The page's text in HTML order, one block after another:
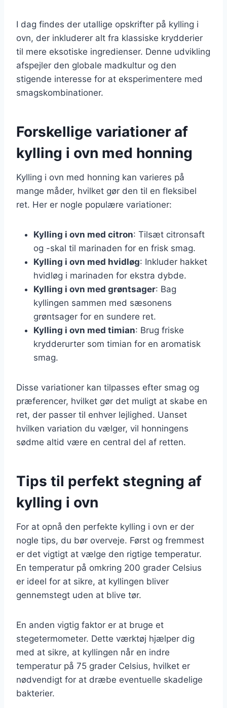
I dag findes der utallige opskrifter på kylling i
ovn, der inkluderer alt fra klassiske krydderier
til mere eksotiske ingredienser. Denne udvikling
afspejler den globale madkultur og den
stigende interesse for at eksperimentere med
smagskombinationer.
Forskellige variationer af
kylling i ovn med honning
Kylling i ovn med honning kan varieres på
mange måder, hvilket gør den til en fleksibel
ret. Her er nogle populære variationer:
Kylling i ovn med citron: Tilsæt citronsaft
og -skal til marinaden for en frisk smag.
Kylling i ovn med hvidløg: Inkluder hakket
hvidløg i marinaden for ekstra dybde.
Kylling i ovn med grøntsager: Bag
kyllingen sammen med sæsonens
grøntsager for en sundere ret.
Kylling i ovn med timian: Brug friske
krydderurter som timian for en aromatisk
smag.
Disse variationer kan tilpasses efter smag og
præferencer, hvilket gør det muligt at skabe en
ret, der passer til enhver lejlighed. Uanset
hvilken variation du vælger, vil honningens
sødme altid være en central del af retten.
Tips til perfekt stegning af
kylling i ovn
For at opnå den perfekte kylling i ovn er der
nogle tips, du bør overveje. Først og fremmest
er det vigtigt at vælge den rigtige temperatur.
En temperatur på omkring 200 grader Celsius
er ideel for at sikre, at kyllingen bliver
gennemstegt uden at blive tør.
En anden vigtig faktor er at bruge et
stegetermometer. Dette værktøj hjælper dig
med at sikre, at kyllingen når en indre
temperatur på 75 grader Celsius, hvilket er
nødvendigt for at dræbe eventuelle skadelige
bakterier.